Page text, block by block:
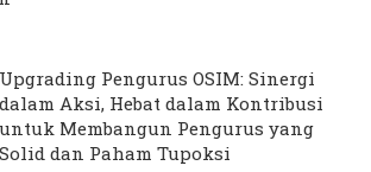
Upgrading Pengurus OSIM: Sinergi
dalam Aksi, Hebat dalam Kontribusi
untuk Membangun Pengurus yang
Solid dan Paham Tupoksi